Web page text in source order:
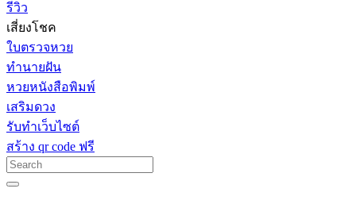
รีวิว
เสี่ยงโชค
ใบตรวจหวย
ทำนายฝัน
หวยหนังสือพิมพ์
เสริมดวง
รับทำเว็บไซต์
สร้าง qr code ฟรี